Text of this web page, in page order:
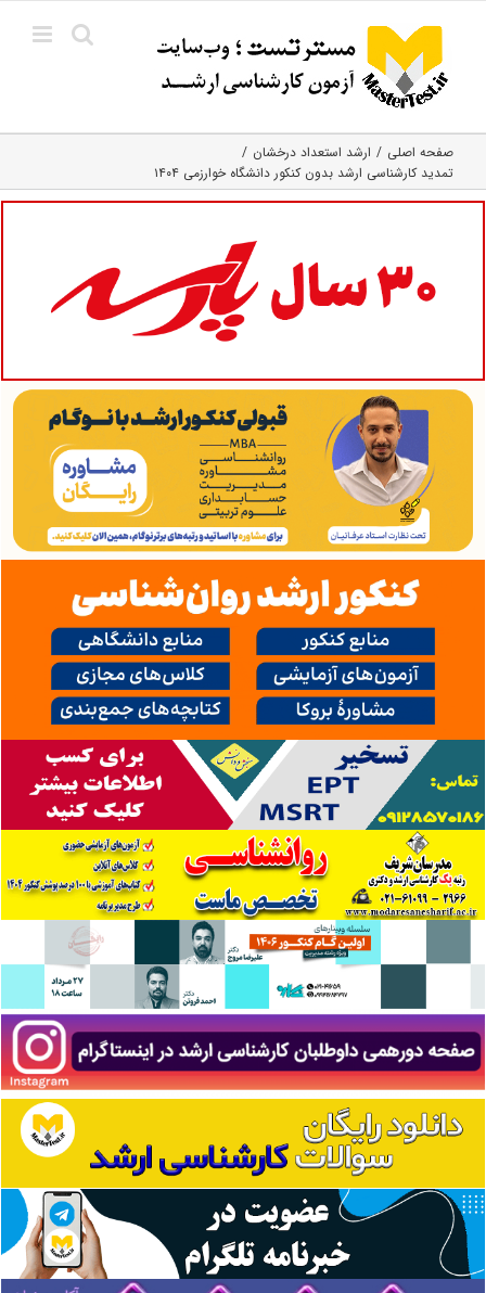
content
صفحه اصلی
ارشد استعداد درخشان
تمدید کارشناسی ارشد بدون کنکور دانشگاه خوارزمی ۱۴۰۴